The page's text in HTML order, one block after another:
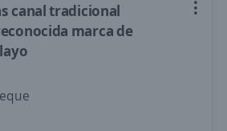
canal tradicional
marca de